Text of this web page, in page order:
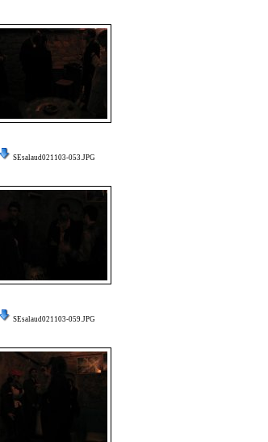
SEsalaud021103-053.JPG
SEsalaud021103-059.JPG